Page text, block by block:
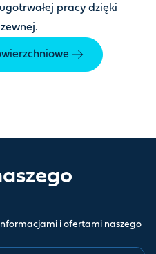
pracy dzięki
i ofertami naszego